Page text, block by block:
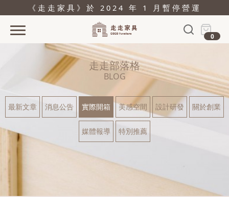
《走走家具》於 2024 年 1 月暫停營運
0
產品
關於
據點
走走部落格
BLOG
最新文章 消息公告 實際開箱 美感空間 設計研發 關於創業
媒體報導 特別推薦